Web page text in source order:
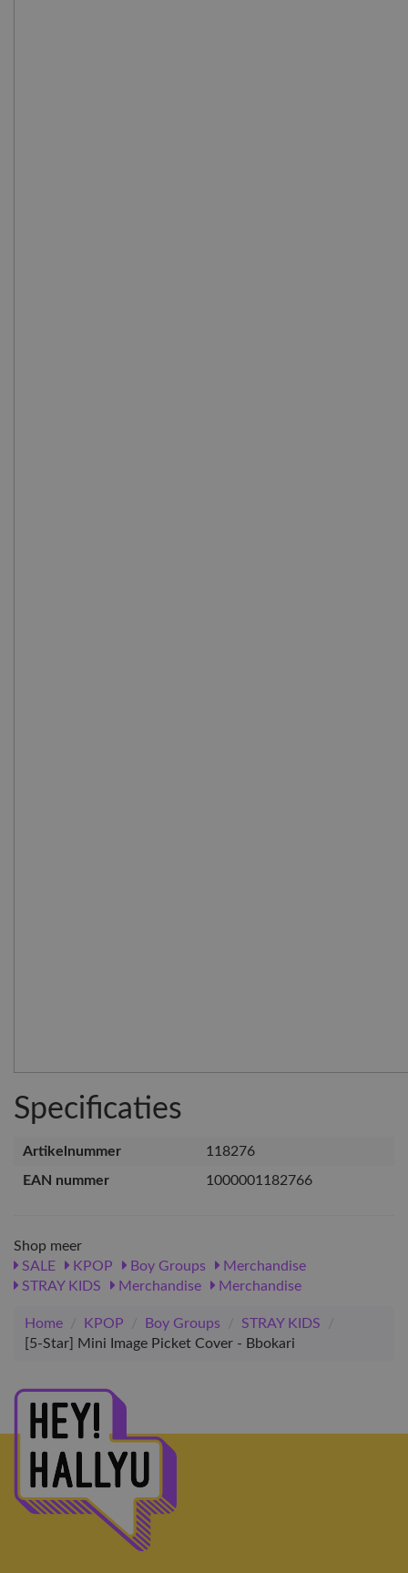
Specificaties
Artikelnummer
118276
EAN nummer
1000001182766
Shop meer
SALE
KPOP Boy Groups
Merchandise
STRAY KIDS
Merchandise Merchandise
Home / KPOP / Boy Groups / STRAY KIDS
/
[5-Star] Mini Image Picket Cover - Bbokari